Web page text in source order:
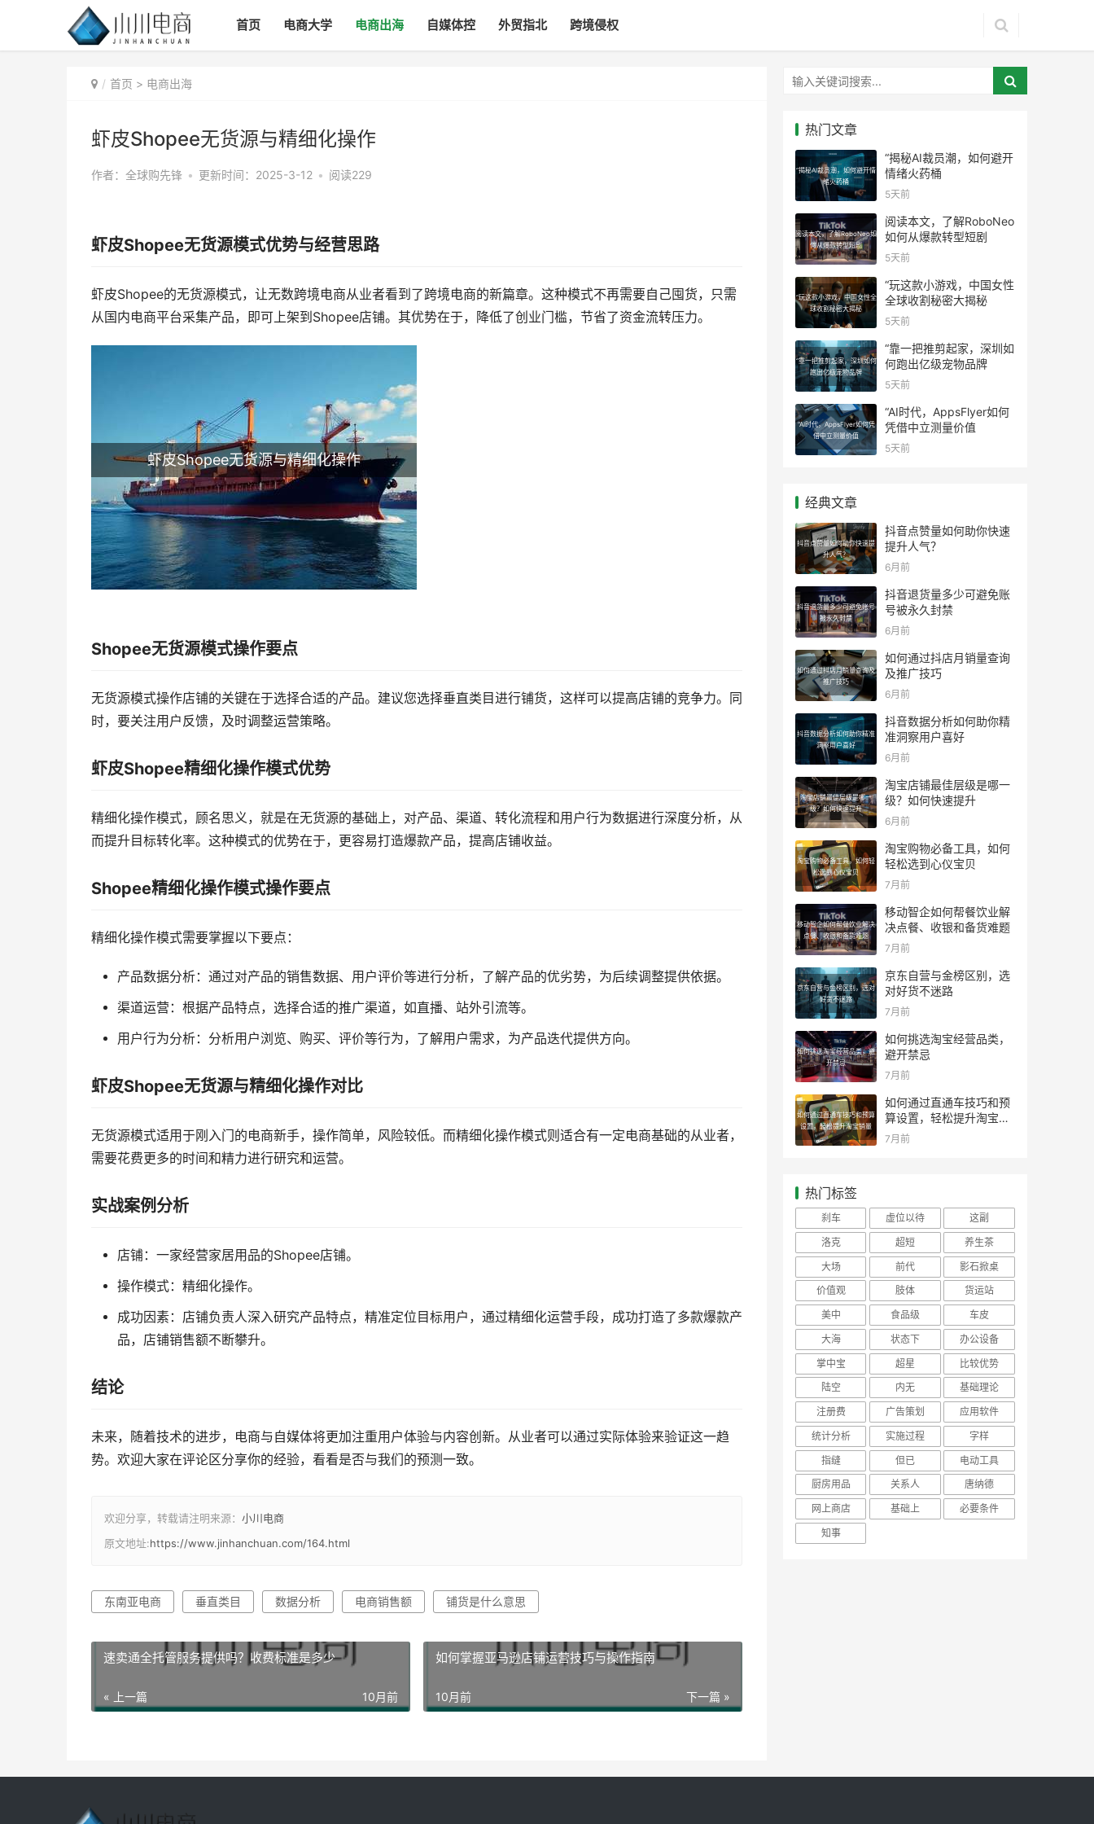
首页 电商大学 电商出海 自媒体控 外贸指北 跨境侵权
首页 > 电商出海
虾皮Shopee无货源与精细化操作
作者：全球购先锋 • 更新时间：2025-3-12 • 阅读229
虾皮Shopee无货源模式优势与经营思路
虾皮Shopee的无货源模式，让无数跨境电商从业者看到了跨境电商的新篇章。这种模式不再需要自己囤货，只需
从国内电商平台采集产品，即可上架到Shopee店铺。其优势在于，降低了创业门槛，节省了资金流转压力。
虾皮Shopee无货源与精细化操作
Shopee无货源模式操作要点
无货源模式操作店铺的关键在于选择合适的产品。建议您选择垂直类目进行铺货，这样可以提高店铺的竞争力。同
时，要关注用户反馈，及时调整运营策略。
虾皮Shopee精细化操作模式优势
精细化操作模式，顾名思义，就是在无货源的基础上，对产品、渠道、转化流程和用户行为数据进行深度分析，从
而提升目标转化率。这种模式的优势在于，更容易打造爆款产品，提高店铺收益。
Shopee精细化操作模式操作要点
精细化操作模式需要掌握以下要点：
产品数据分析：通过对产品的销售数据、用户评价等进行分析，了解产品的优劣势，为后续调整提供依据。
渠道运营：根据产品特点，选择合适的推广渠道，如直播、站外引流等。
用户行为分析：分析用户浏览、购买、评价等行为，了解用户需求，为产品迭代提供方向。
虾皮Shopee无货源与精细化操作对比
无货源模式适用于刚入门的电商新手，操作简单，风险较低。而精细化操作模式则适合有一定电商基础的从业者，
需要花费更多的时间和精力进行研究和运营。
实战案例分析
店铺：一家经营家居用品的Shopee店铺。
操作模式：精细化操作。
成功因素：店铺负责人深入研究产品特点，精准定位目标用户，通过精细化运营手段，成功打造了多款爆款产
品，店铺销售额不断攀升。
结论
未来，随着技术的进步，电商与自媒体将更加注重用户体验与内容创新。从业者可以通过实际体验来验证这一趋
势。欢迎大家在评论区分享你的经验，看看是否与我们的预测一致。
欢迎分享，转载请注明来源： 小川电商
原文地址:https://www.jinhanchuan.com/164.html
东南亚电商 垂直类目 数据分析 电商销售额 铺货是什么意思
速卖通全托管服务提供吗？收费标准是多少
« 上一篇 10月前
如何掌握亚马逊店铺运营技巧与操作指南
下一篇 »
10月前
热门文章
“揭秘AI裁员潮，如何避开情
绪火药桶
“揭秘AI裁员潮，如何避开
情绪火药桶
5天前
阅读本文，了解RoboNeo如
何从爆款转型短剧
阅读本文，了解RoboNeo
如何从爆款转型短剧
5天前
“玩这款小游戏，中国女性全
球收割秘密大揭秘
“玩这款小游戏，中国女性
全球收割秘密大揭秘
5天前
“靠一把推剪起家，深圳如何
跑出亿级宠物品牌
“靠一把推剪起家，深圳如
何跑出亿级宠物品牌
5天前
“AI时代，AppsFlyer如何凭
借中立测量价值
“AI时代，AppsFlyer如何
凭借中立测量价值
5天前
经典文章
抖音点赞量如何助你快速提
升人气？
抖音点赞量如何助你快速
提升人气？
6月前
抖音退货量多少可避免账号
被永久封禁
抖音退货量多少可避免账
号被永久封禁
6月前
如何通过抖店月销量查询及
推广技巧
如何通过抖店月销量查询
及推广技巧
6月前
抖音数据分析如何助你精准
洞察用户喜好
抖音数据分析如何助你精
准洞察用户喜好
6月前
淘宝店铺最佳层级是哪一
级？如何快速提升
淘宝店铺最佳层级是哪一
级？如何快速提升
6月前
淘宝购物必备工具，如何轻
松选到心仪宝贝
淘宝购物必备工具，如何
轻松选到心仪宝贝
7月前
移动智企如何帮餐饮业解决
点餐、收银和备货难题
移动智企如何帮餐饮业解
决点餐、收银和备货难题
7月前
京东自营与金榜区别，选对
好货不迷路
京东自营与金榜区别，选
对好货不迷路
7月前
如何挑选淘宝经营品类，避
开禁忌
如何挑选淘宝经营品类，
避开禁忌
7月前
如何通过直通车技巧和预算
设置，轻松提升淘宝销量
如何通过直通车技巧和预
算设置，轻松提升淘宝销
量
7月前
热门标签
刹车 虚位以待
这副
洛克
超短
养生茶
大场
前代
影石掀桌
价值观
肢体
货运站
美中
食品级
车皮
大海
状态下
办公设备
掌中宝
超星
比较优势
陆空
内无
基础理论
注册费
广告策划
应用软件
统计分析
实施过程
字样
指缝
但已
电动工具
厨房用品
关系人
唐纳德
网上商店
基础上
必要条件
知事